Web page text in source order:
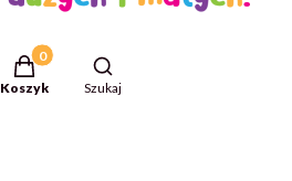
Produkty w koszyku: 0. Zobacz
Koszyk
Otwórz wyszukiwarkę
Szukaj